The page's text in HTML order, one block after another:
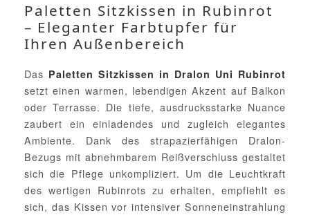
Paletten Sitzkissen in Rubinrot
– Eleganter Farbtupfer für
Ihren Außenbereich
Das Paletten Sitzkissen in Dralon Uni Rubinrot
setzt einen warmen, lebendigen Akzent auf Balkon
oder Terrasse. Die tiefe, ausdrucksstarke Nuance
zaubert ein einladendes und zugleich elegantes
Ambiente. Dank des strapazierfähigen Dralon-
Bezugs mit abnehmbarem Reißverschluss gestaltet
sich die Pflege unkompliziert. Um die Leuchtkraft
des wertigen Rubinrots zu erhalten, empfiehlt es
sich, das Kissen vor intensiver Sonneneinstrahlung